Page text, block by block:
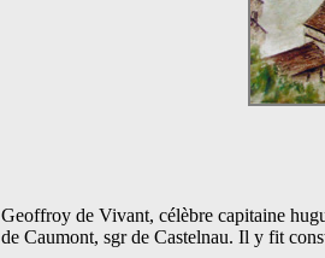
Geoffroy de Vivant, célèbre capitaine
de Caumont, sgr de Castelnau. Il y fit